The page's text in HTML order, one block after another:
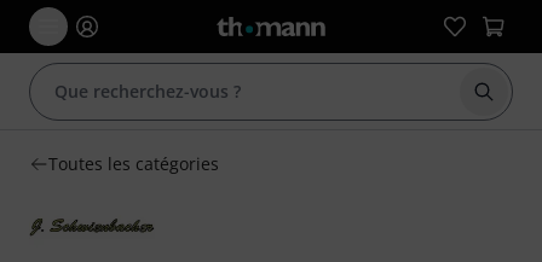
Toutes les catégories